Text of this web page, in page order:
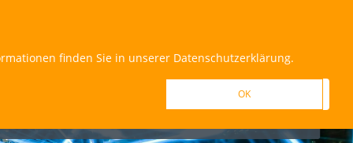
finden Sie in unserer Datenschutzerklärung.
OK